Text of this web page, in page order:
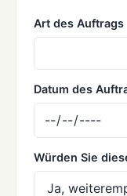
Art des Auftrags
Datum des
Würden Sie